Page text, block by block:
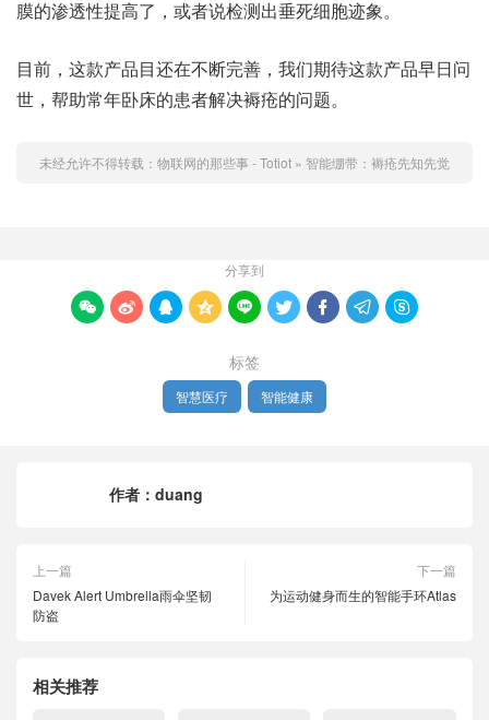
膜的渗透性提高了，或者说检测出垂死细胞迹象。
目前，这款产品目还在不断完善，我们期待这款产品早日问
世，帮助常年卧床的患者解决褥疮的问题。
未经允许不得转载： 物联网的那些事 - Totiot » 智能绷带：褥疮先知先觉
分享到
        
标签
智慧医疗 智能健康
作者： duang
上一篇
Davek Alert Umbrella雨伞坚韧
防盗
下一篇
为运动健身而生的智能手环Atlas
相关推荐